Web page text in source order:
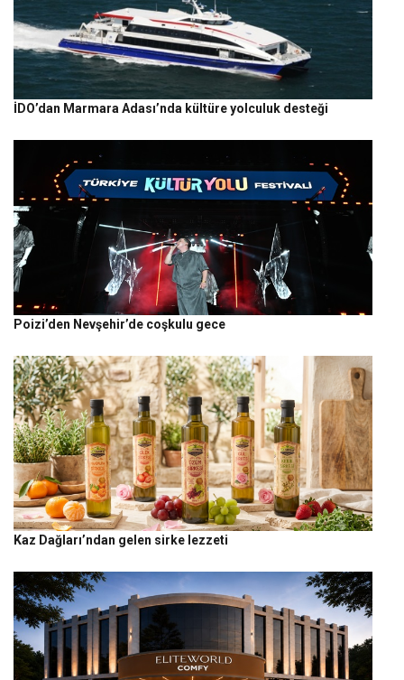
İDO’dan Marmara Adası’nda kültüre yolculuk desteği
Poizi’den Nevşehir’de coşkulu gece
Kaz Dağları’ndan gelen sirke lezzeti